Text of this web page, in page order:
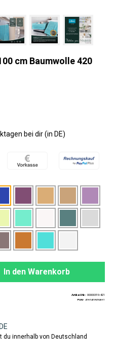
cm Baumwolle 420
bei dir (in DE)
gewünschten
In den Warenkorb
Artikel-Nr.: 00000319-421
EAN: 4260408434661
du innerhalb von Deutschland